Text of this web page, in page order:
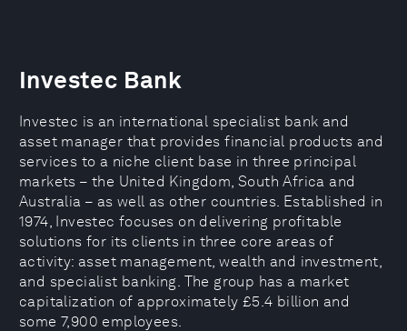
Investec Bank
Investec is an international specialist bank and
asset manager that provides financial products and
services to a niche client base in three principal
markets – the United Kingdom, South Africa and
Australia – as well as other countries. Established in
1974, Investec focuses on delivering profitable
solutions for its clients in three core areas of
activity: asset management, wealth and investment,
and specialist banking. The group has a market
capitalization of approximately £5.4 billion and
some 7,900 employees.